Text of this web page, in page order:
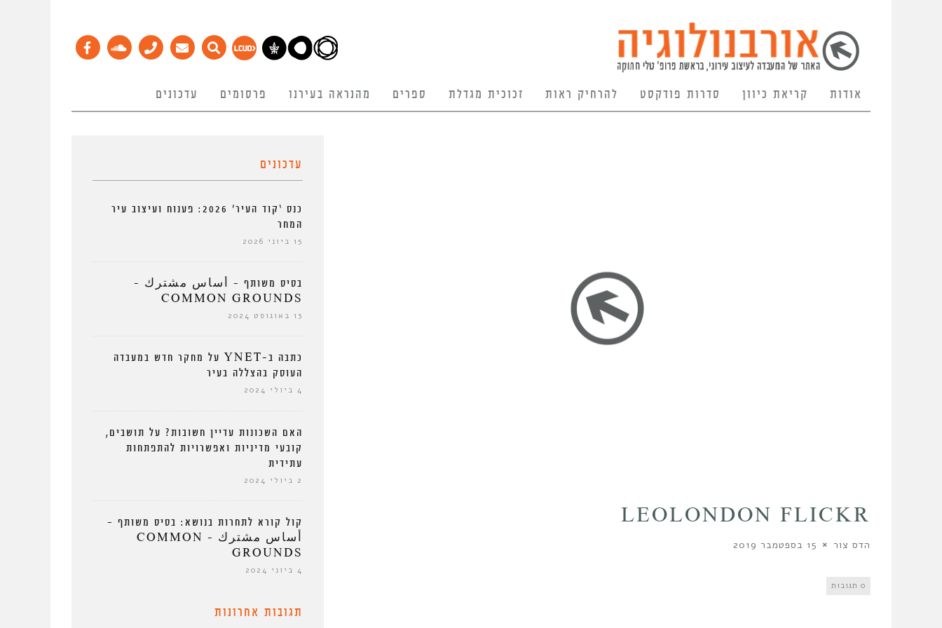
אודות קריאת כיוון סדרות פודקסט להרחיק ראות זכוכית מגדלת ספרים מהנראה בעירנו פרסומים עדכונים
LEOLONDON FLICKR
הדס צור 15 בספטמבר 2019
0 תגובות
עדכונים
כנס ‘קוד העיר’ 2026: פענוח ועיצוב עיר
המחר
15 ביוני 2026
בסיס משותף – أساس مشترك –
COMMON GROUNDS
13 באוגוסט 2024
כתבה ב-YNET על מחקר חדש במעבדה
העוסק בהצללה בעיר
4 ביולי 2024
האם השכונות עדיין חשובות? על תושבים,
קובעי מדיניות ואפשרויות להתפתחות
עתידית
2 ביולי 2024
קול קורא לתחרות בנושא: בסיס משותף –
أساس مشترك – COMMON
GROUNDS
4 ביוני 2024
תגובות אחרונות